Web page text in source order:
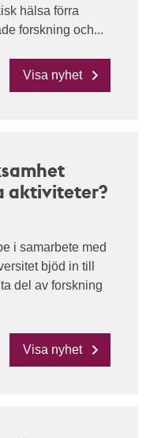
hälsa förra
forskning och...
Visa nyhet
aktiviteter?
i samarbete med
bjöd in till
del av forskning
Visa nyhet